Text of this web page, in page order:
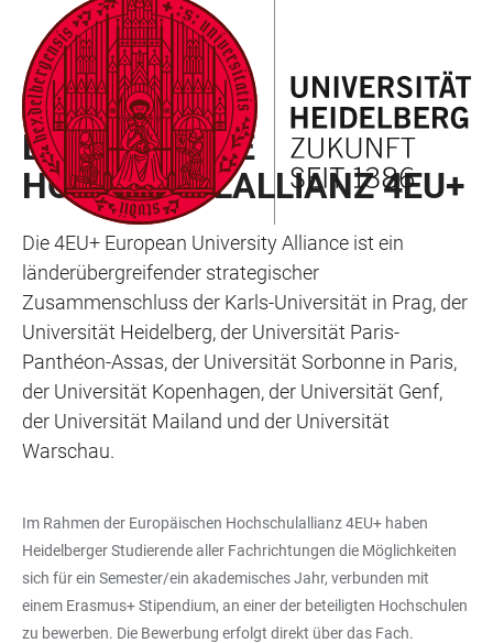
LINKS
ZUR
BARRIEREFREIHEIT
ZUM
HAUPTINHALT
HAUPTNAVIGATION
ÖFFNEN
WEBSEITENSUCHE
ÖFFNEN
AUSTAUSCHPROGRAMME
EUROPÄISCHE
HOCHSCHULALLIANZ 4EU+
Die 4EU+ European University Alliance ist ein
länderübergreifender strategischer
Zusammenschluss der Karls-Universität in Prag, der
Universität Heidelberg, der Universität Paris-
Panthéon-Assas, der Universität Sorbonne in Paris,
der Universität Kopenhagen, der Universität Genf,
der Universität Mailand und der Universität
Warschau.
Im Rahmen der Europäischen Hochschulallianz 4EU+ haben
Heidelberger Studierende aller Fachrichtungen die Möglichkeiten
sich für ein Semester/ein akademisches Jahr, verbunden mit
einem Erasmus+ Stipendium, an einer der beteiligten Hochschulen
zu bewerben. Die Bewerbung erfolgt direkt über das Fach.